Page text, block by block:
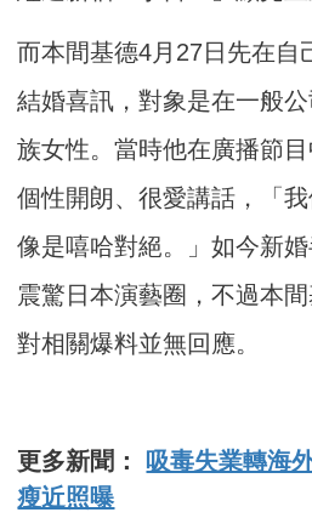
而本間基德4月27日先在自
結婚喜訊，對象是在一般
族女性。當時他在廣播節
個性開朗、很愛講話，「
像是嘻哈對絕。」如今新婚
震驚日本演藝圈，不過本
對相關爆料並無回應。
更多新聞： 吸毒失業轉海
瘦近照曝